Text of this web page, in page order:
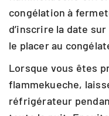
congélation à
d’inscrire la date
le placer au
Lorsque vous êtes
flammekueche,
réfrigérateur